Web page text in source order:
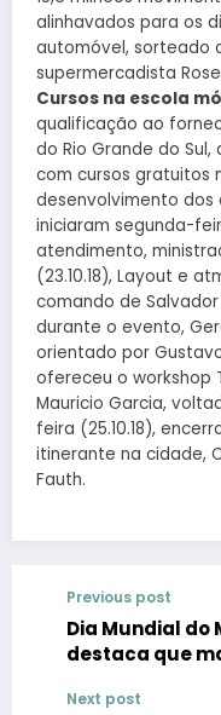
alinhavados para os
automóvel, sorteado
supermercadista
Cursos na escola
qualificação ao
do Rio Grande do
com cursos gratuitos
desenvolvimento dos
iniciaram segunda-
atendimento,
(23.10.18), Layout e
comando de
durante o evento,
orientado por
ofereceu o workshop
Mauricio Garcia,
feira (25.10.18),
itinerante na cidade,
Fauth.
Previous post
Dia Mundial
destaca que
Next post